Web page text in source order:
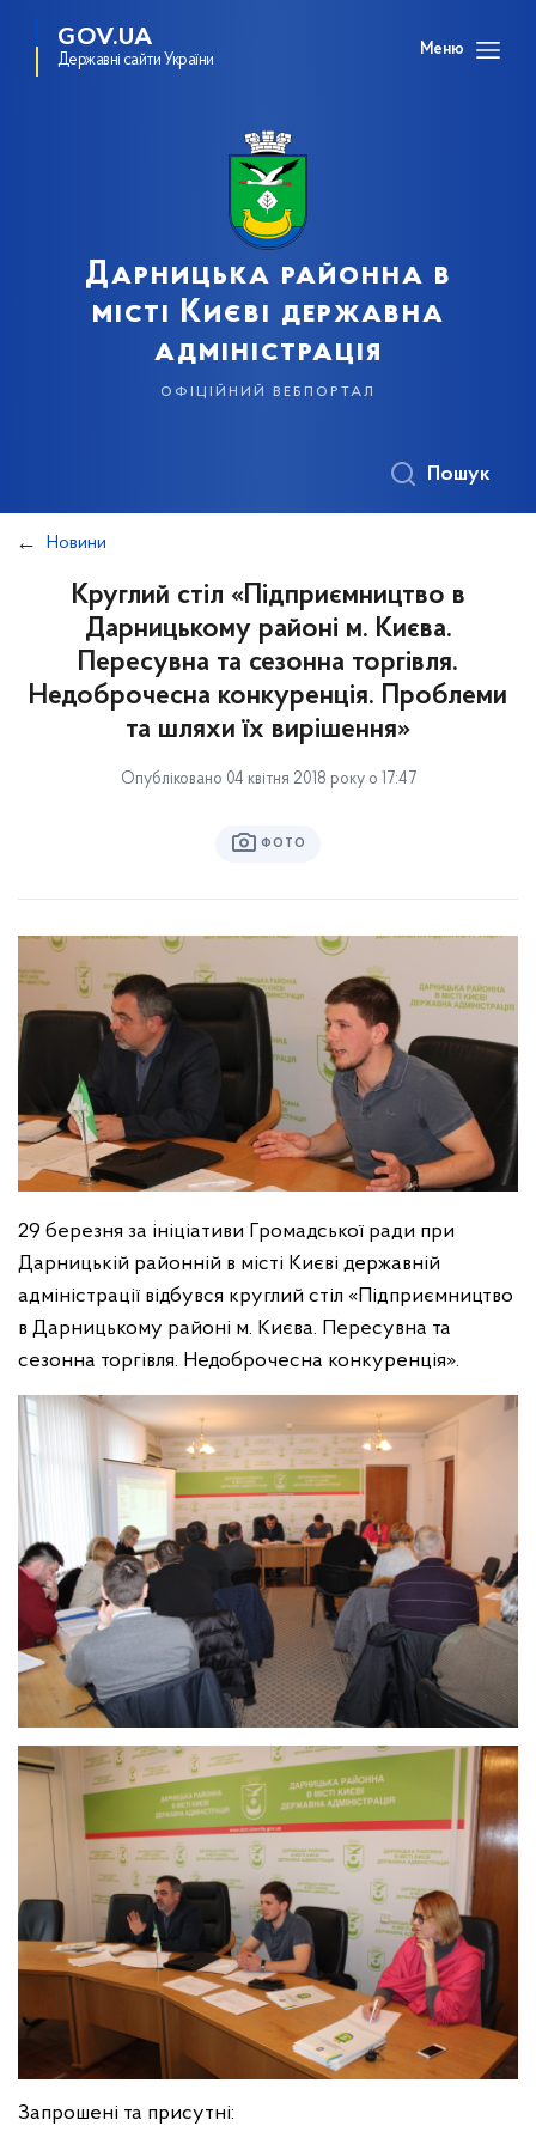
GOV.UA
Державні сайти України
Меню
Дарницька районна в
місті Києві державна
адміністрація
офіційний вебпортал
Пошук
Новини
Круглий стіл «Підприємництво в
Дарницькому районі м. Києва.
Пересувна та сезонна торгівля.
Недоброчесна конкуренція. Проблеми
та шляхи їх вирішення»
Опубліковано 04 квітня 2018 року о 17:47
ФОТО
29 березня за ініціативи Громадської ради при
Дарницькій районній в місті Києві державній
адміністрації відбувся круглий стіл «Підприємництво
в Дарницькому районі м. Києва. Пересувна та
сезонна торгівля. Недоброчесна конкуренція».
Запрошені та присутні: